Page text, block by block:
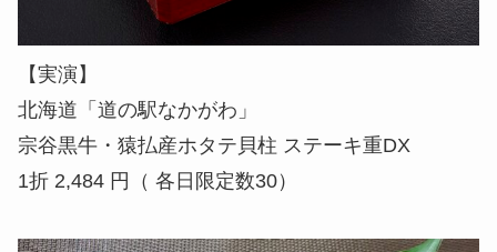
【実演】
北海道「道の駅なかがわ」
宗谷黒牛・猿払産ホタテ貝柱 ステーキ重DX
1折 2,484 円（ 各日限定数30）